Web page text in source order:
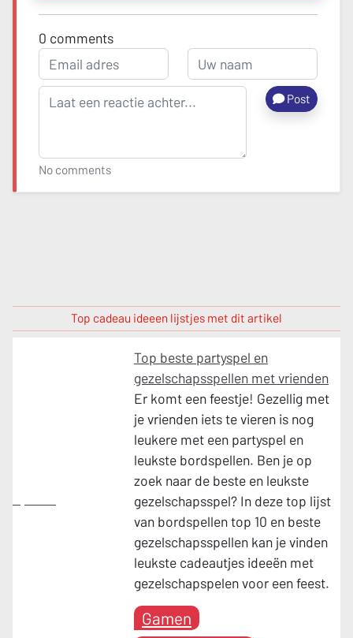
0 comments
Post
No comments
Top cadeau ideeen lijstjes met dit artikel
Top beste partyspel en
gezelschapsspellen met vrienden
Er komt een feestje! Gezellig met
je vrienden iets te vieren is nog
leukere met een partyspel en
leukste bordspellen. Ben je op
zoek naar de beste en leukste
gezelschapsspel? In deze top lijst
van bordspellen top 10 en beste
gezelschapsspellen kan je vinden
leukste cadeautjes ideeën met
gezelschapspelen voor een feest.
Gamen